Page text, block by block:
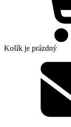
Košík je prázdný